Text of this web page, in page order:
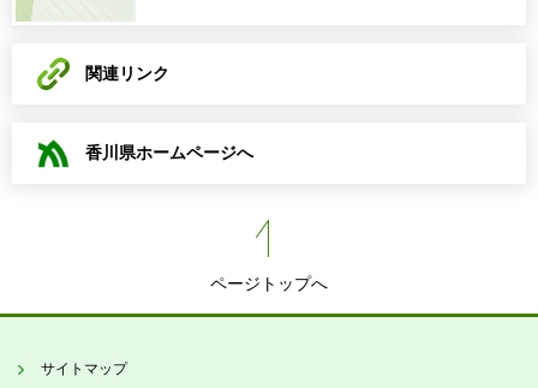
関連リンク
香川県ホームページへ
ページトップへ
サイトマップ